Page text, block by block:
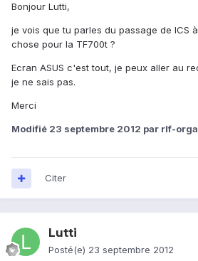
Bonjour Lutti,
je vois que tu parles du passage de ICS
chose pour la TF700t ?
Ecran ASUS c'est tout, je peux aller au
je ne sais pas.
Merci
Modifié 23 septembre 2012 par rlf-
Citer
Lutti
Posté(e) 23 septembre 2012